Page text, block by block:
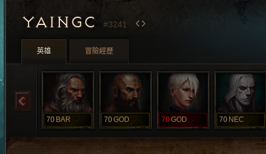
YAINGC #3241
英雄 冒險經歷
70 BAR 70GOD 70GOD 70 NEC